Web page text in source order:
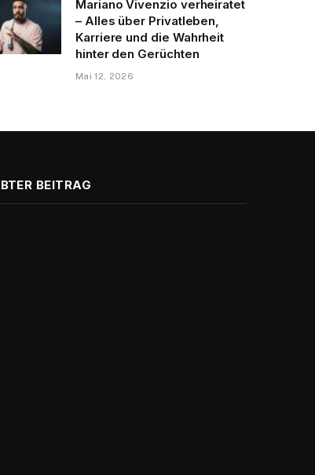
Mariano Vivenzio verheiratet
– Alles über Privatleben,
Karriere und die Wahrheit
hinter den Gerüchten
Mai 12, 2026
BEITRAG